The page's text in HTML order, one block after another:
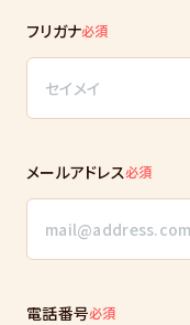
フリガナ必須
メールアドレス必須
電話番号必須